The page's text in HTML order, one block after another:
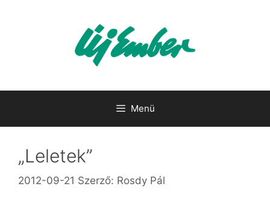
Menü
„Leletek”
2012-09-21 Szerző: Rosdy Pál